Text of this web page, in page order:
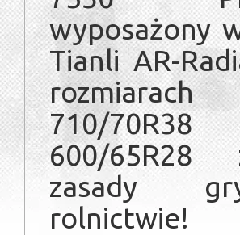
wyposażony
Tianli AR-
rozmiarach
710/
600/65R28
zasady
rolnictwie!